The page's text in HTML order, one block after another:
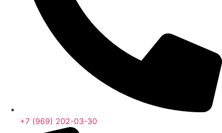
+7 (969) 202-03-30